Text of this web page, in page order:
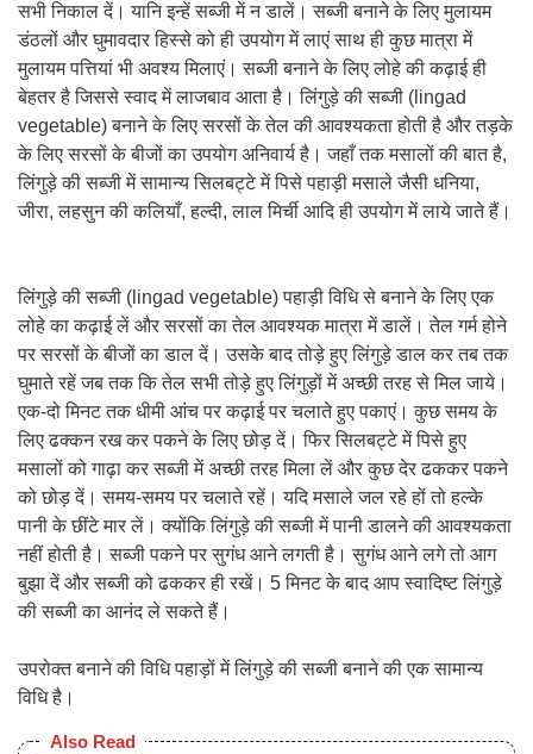
सभी निकाल दें। यानि इन्हें सब्जी में न डालें। सब्जी बनाने के लिए मुलायम
डंठलों और घुमावदार हिस्से को ही उपयोग में लाएं साथ ही कुछ मात्रा में
मुलायम पत्तियां भी अवश्य मिलाएं। सब्जी बनाने के लिए लोहे की कढ़ाई ही
बेहतर है जिससे स्वाद में लाजबाव आता है। लिंगुड़े की सब्जी (lingad
vegetable) बनाने के लिए सरसों के तेल की आवश्यकता होती है और तड़के
के लिए सरसों के बीजों का उपयोग अनिवार्य है। जहाँ तक मसालों की बात है,
लिंगुड़े की सब्जी में सामान्य सिलबट्टे में पिसे पहाड़ी मसाले जैसी धनिया,
जीरा, लहसुन की कलियाँ, हल्दी, लाल मिर्ची आदि ही उपयोग में लाये जाते हैं।
लिंगुड़े की सब्जी (lingad vegetable) पहाड़ी विधि से बनाने के लिए एक
लोहे का कढ़ाई लें और सरसों का तेल आवश्यक मात्रा में डालें। तेल गर्म होने
पर सरसों के बीजों का डाल दें। उसके बाद तोड़े हुए लिंगुड़े डाल कर तब तक
घुमाते रहें जब तक कि तेल सभी तोड़े हुए लिंगुड़ों में अच्छी तरह से मिल जाये।
एक-दो मिनट तक धीमी आंच पर कढ़ाई पर चलाते हुए पकाएं। कुछ समय के
लिए ढक्कन रख कर पकने के लिए छोड़ दें। फिर सिलबट्टे में पिसे हुए
मसालों को गाढ़ा कर सब्जी में अच्छी तरह मिला लें और कुछ देर ढककर पकने
को छोड़ दें। समय-समय पर चलाते रहें। यदि मसाले जल रहे हों तो हल्के
पानी के छींटे मार लें। क्योंकि लिंगुड़े की सब्जी में पानी डालने की आवश्यकता
नहीं होती है। सब्जी पकने पर सुगंध आने लगती है। सुगंध आने लगे तो आग
बुझा दें और सब्जी को ढककर ही रखें। 5 मिनट के बाद आप स्वादिष्ट लिंगुड़े
की सब्जी का आनंद ले सकते हैं।
उपरोक्त बनाने की विधि पहाड़ों में लिंगुड़े की सब्जी बनाने की एक सामान्य
विधि है।
Also Read